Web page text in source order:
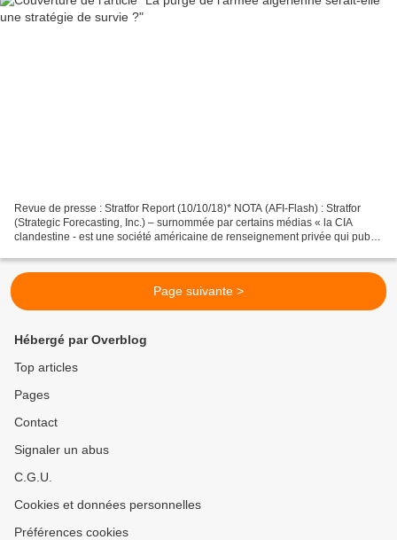
Revue de presse : Stratfor Report (10/10/18)* NOTA (AFI-Flash) : Stratfor
(Strategic Forecasting, Inc.) – surnommée par certains médias « la CIA
clandestine - est une société américaine de renseignement privée qui publie
Page suivante >
Hébergé par Overblog
Top articles
Pages
Contact
Signaler un abus
C.G.U.
Cookies et données personnelles
Préférences cookies